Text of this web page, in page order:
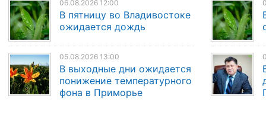
06.08.2026 12:00
В пятницу во Владивостоке
ожидается дождь
05.08.2026 13:00
В выходные дни ожидается
понижение температурного
фона в Приморье